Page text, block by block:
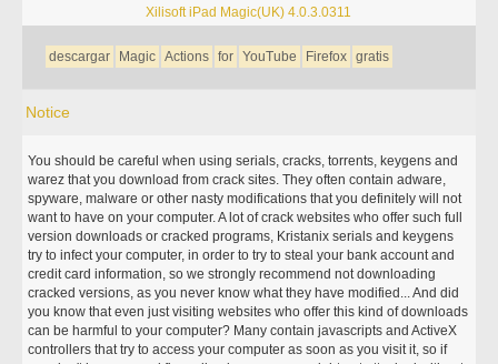
Xilisoft iPad Magic(UK) 4.0.3.0311
descargar Magic Actions for YouTube Firefox gratis
Notice
You should be careful when using serials, cracks, torrents, keygens and
warez that you download from crack sites. They often contain adware,
spyware, malware or other nasty modifications that you definitely will not
want to have on your computer. A lot of crack websites who offer such full
version downloads or cracked programs, Kristanix serials and keygens
try to infect your computer, in order to try to steal your bank account and
credit card information, so we strongly recommend not downloading
cracked versions, as you never know what they have modified... And did
you know that even just visiting websites who offer this kind of downloads
can be harmful to your computer? Many contain javascripts and ActiveX
controllers that try to access your computer as soon as you visit it, so if